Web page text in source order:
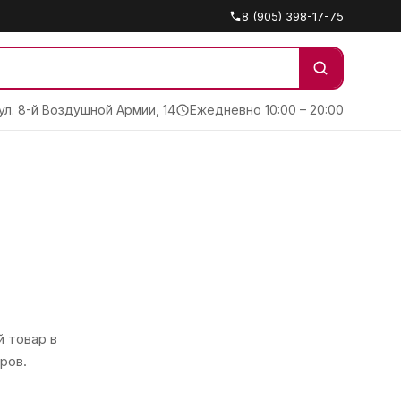
8 (905) 398-17-75
8-й Воздушной Армии, 14 Ежедневно 10:00 – 20:00
товар в